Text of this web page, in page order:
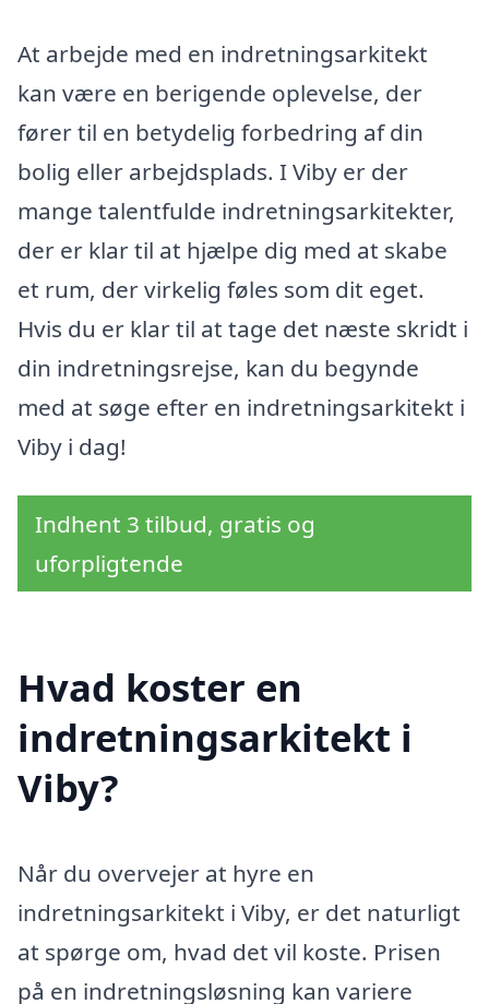
At arbejde med en indretningsarkitekt
kan være en berigende oplevelse, der
fører til en betydelig forbedring af din
bolig eller arbejdsplads. I Viby er der
mange talentfulde indretningsarkitekter,
der er klar til at hjælpe dig med at skabe
et rum, der virkelig føles som dit eget.
Hvis du er klar til at tage det næste skridt i
din indretningsrejse, kan du begynde
med at søge efter en indretningsarkitekt i
Viby i dag!
Indhent 3 tilbud, gratis og
uforpligtende
Hvad koster en
indretningsarkitekt i
Viby?
Når du overvejer at hyre en
indretningsarkitekt i Viby, er det naturligt
at spørge om, hvad det vil koste. Prisen
på en indretningsløsning kan variere